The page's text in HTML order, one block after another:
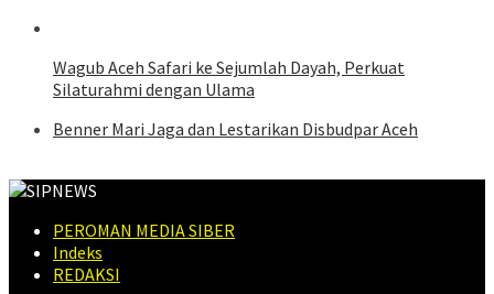
Wagub Aceh Safari ke Sejumlah Dayah, Perkuat
Silaturahmi dengan Ulama
Benner Mari Jaga dan Lestarikan Disbudpar Aceh
PEROMAN MEDIA SIBER
Indeks
REDAKSI